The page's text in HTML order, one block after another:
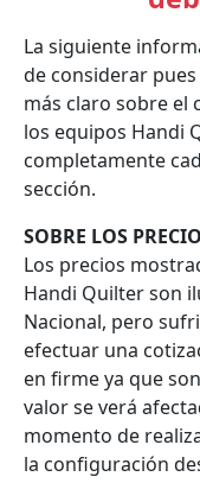
La siguiente
de considerar
más claro sobre el
los equipos Handi
completamente
sección.
SOBRE LOS
Los precios
Handi Quilter son
Nacional, pero
efectuar una
en firme ya que
valor se verá
momento de
la configuración